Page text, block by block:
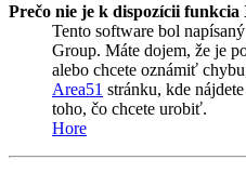
Prečo nie je k dispozícii funkcia
Tento software bol
Group. Máte dojem, že je
alebo chcete oznámiť
Area51 stránku, kde
toho, čo chcete urobiť.
Hore